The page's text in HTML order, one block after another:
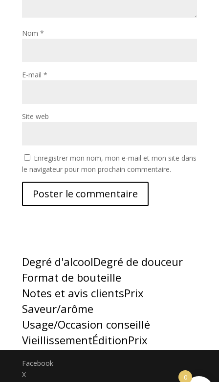
Nom *
E-mail *
Site web
Enregistrer mon nom, mon e-mail et mon site dans
le navigateur pour mon prochain commentaire.
Degré d'alcoolDegré de douceur
Format de bouteille
Notes et avis clientsPrix
Saveur/arôme
Usage/Occasion conseillé
VieillissementÉditionPrix
Facebook
X
0